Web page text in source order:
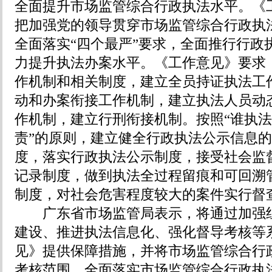
全面提升市场监管综合行政执法水平。《
把加强党的领导贯穿市场监管综合行政执
全面落实“四个最严”要求，全面推行行政
力提升执法办案水平。《工作意见》要求
作机制和相关制度，建立全员持证执法工
动和办案衔接工作机制，建立执法人员动
作机制，建立行刑衔接机制。按照“谁执
责”的原则，建立健全行政执法公示信息
度，落实行政执法公示制度，接受社会
记录制度，做到执法全过程留痕和可回溯
制度，对社会危害程度较大的案件实行督
广东省市场监管局表示，将通过加强
建设、推进执法信息化、强化督导考核等
见》提供保障措施，并将市场监管综合